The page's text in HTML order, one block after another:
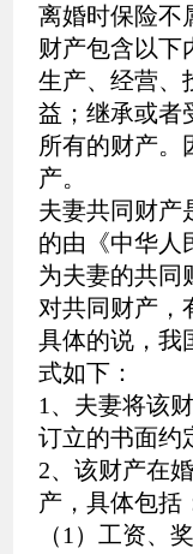
离婚时保险不
财产包含以下
生产、经营、
益；继承或者
所有的财产。
产。
夫妻共同财产
的由《中华人
为夫妻的共同
对共同财产，
具体的说，我
式如下：
1、夫妻将该
订立的书面约
2、该财产在
产，具体包括
（1）工资、